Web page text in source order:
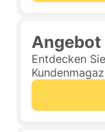
Angebot
Entdecken